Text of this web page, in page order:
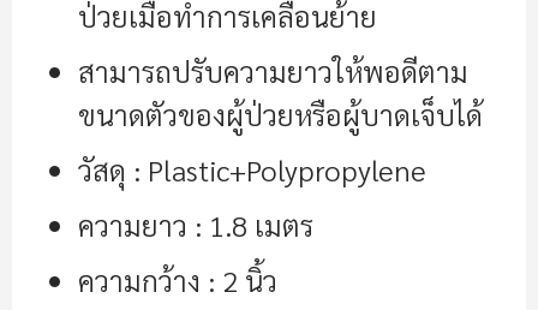
ป่วยเมื่อทำการเคลื่อนย้าย
สามารถปรับความยาวให้พอดีตาม
ขนาดตัวของผู้ป่วยหรือผู้บาดเจ็บได้
วัสดุ : Plastic+Polypropylene
ความยาว : 1.8 เมตร
ความกว้าง : 2 นิ้ว